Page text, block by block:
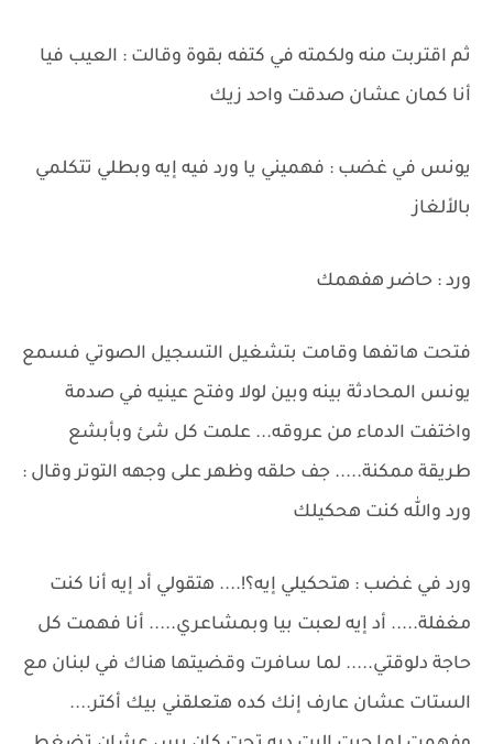
ثم اقتربت منه ولكمته في كتفه بقوة وقالت : العيب فيا
أنا كمان عشان صدقت واحد زيك
يونس في غضب : فهميني يا ورد فيه إيه وبطلي تتكلمي
بالألغاز
ورد : حاضر هفهمك
فتحت هاتفها وقامت بتشغيل التسجيل الصوتي فسمع
يونس المحادثة بينه وبين لولا وفتح عينيه في صدمة
واختفت الدماء من عروقه... علمت كل شئ وبأبشع
طريقة ممكنة..... جف حلقه وظهر على وجهه التوتر وقال :
ورد والله كنت هحكيلك
ورد في غضب : هتحكيلي إيه؟!.... هتقولي أد إيه أنا كنت
مغفلة..... أد إيه لعبت بيا وبمشاعري..... أنا فهمت كل
حاجة دلوقتي..... لما سافرت وقضيتها هناك في لبنان مع
الستات عشان عارف إنك كده هتعلقني بيك أكتر....